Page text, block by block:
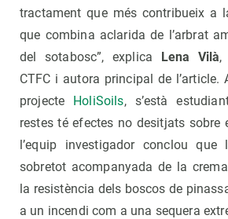
tractament que més contribueix a
que combina aclarida de l’arbrat
del sotabosc”, explica
Lena Vilà,
CTFC i autora principal de l’article.
projecte HoliSoils, s’està
restes té efectes no desitjats sobre
l’equip investigador conclou
sobretot acompanyada de la
la resistència dels boscos de
a un incendi com a una sequera